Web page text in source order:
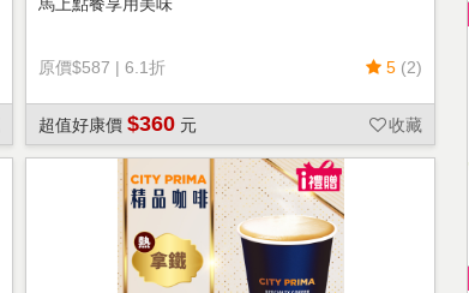
原價$587 | 6.1折 5 (2)
超值好康價 $360 元 收藏